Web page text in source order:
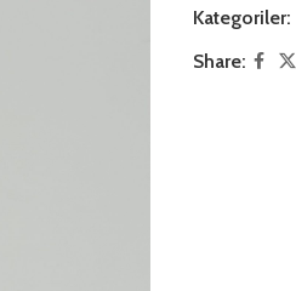
Kategoriler:
Share: